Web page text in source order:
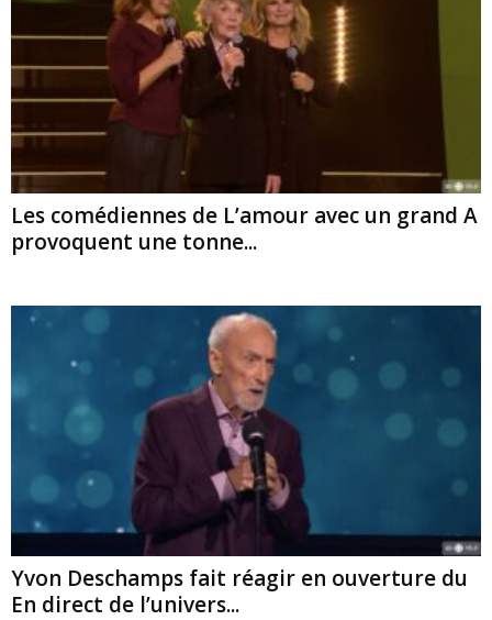
Les comédiennes de L’amour avec un grand A
provoquent une tonne...
Yvon Deschamps fait réagir en ouverture du
En direct de l’univers...